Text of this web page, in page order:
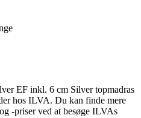
EF inkl. 6 cm Silver topmadras
hos ILVA. Du kan finde mere
-priser ved at besøge ILVAs